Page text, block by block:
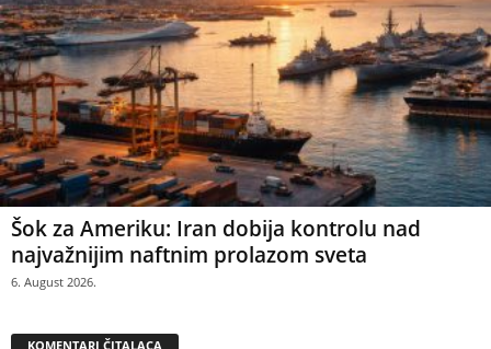
Šok za Ameriku: Iran dobija kontrolu nad
najvažnijim naftnim prolazom sveta
6. August 2026.
KOMENTARI ČITALACA